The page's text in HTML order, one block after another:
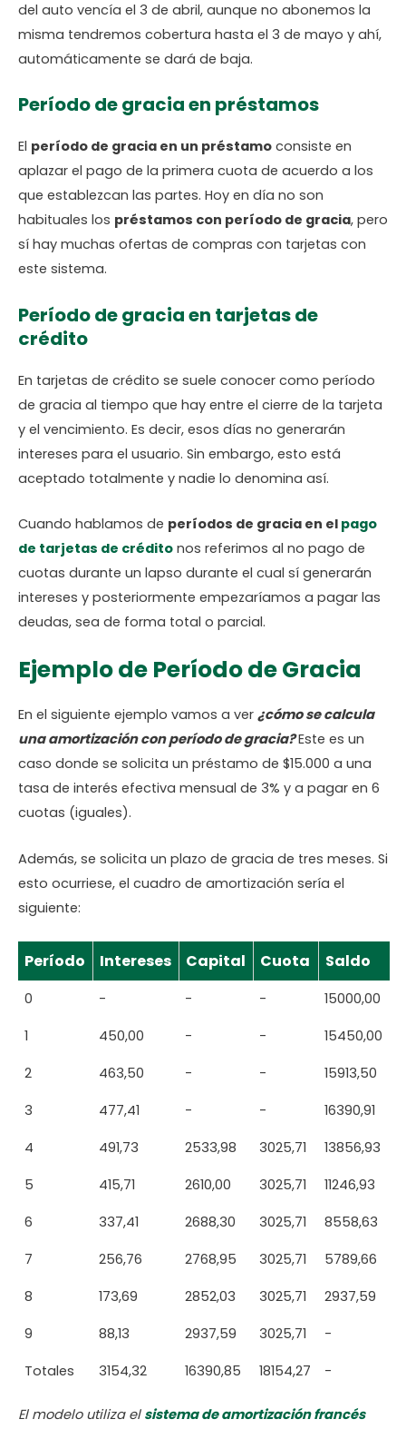
del auto vencía el 3 de abril, aunque no abonemos la
misma tendremos cobertura hasta el 3 de mayo y ahí,
automáticamente se dará de baja.
Período de gracia en préstamos
El período de gracia en un préstamo consiste en
aplazar el pago de la primera cuota de acuerdo a los
que establezcan las partes. Hoy en día no son
habituales los préstamos con período de gracia, pero
sí hay muchas ofertas de compras con tarjetas con
este sistema.
Período de gracia en tarjetas de
crédito
En tarjetas de crédito se suele conocer como período
de gracia al tiempo que hay entre el cierre de la tarjeta
y el vencimiento. Es decir, esos días no generarán
intereses para el usuario. Sin embargo, esto está
aceptado totalmente y nadie lo denomina así.
Cuando hablamos de períodos de gracia en el pago
de tarjetas de crédito nos referimos al no pago de
cuotas durante un lapso durante el cual sí generarán
intereses y posteriormente empezaríamos a pagar las
deudas, sea de forma total o parcial.
Ejemplo de Período de Gracia
En el siguiente ejemplo vamos a ver ¿cómo se calcula
una amortización con período de gracia?Este es un
caso donde se solicita un préstamo de $15.000 a una
tasa de interés efectiva mensual de 3% y a pagar en 6
cuotas (iguales).
Además, se solicita un plazo de gracia de tres meses. Si
esto ocurriese, el cuadro de amortización sería el
siguiente:
Período Intereses Capital Cuota Saldo
0 - - - 15000,00
1 450,00 - - 15450,00
2 463,50 - - 15913,50
3 477,41 - - 16390,91
4 491,73 2533,98 3025,71 13856,93
5 415,71 2610,00 3025,71 11246,93
6 337,41 2688,30 3025,71 8558,63
7 256,76 2768,95 3025,71 5789,66
8 173,69 2852,03 3025,71 2937,59
9 88,13 2937,59 3025,71 -
Totales 3154,32 16390,85 18154,27 -
El modelo utiliza el sistema de amortización francés